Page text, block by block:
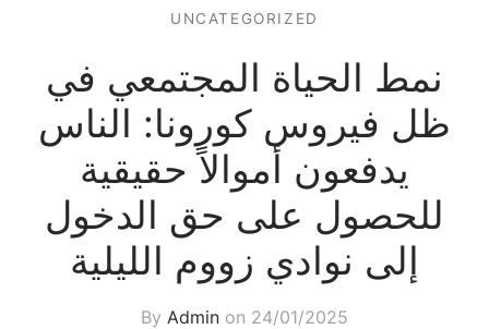
UNCATEGORIZED
نمط الحياة المجتمعي في
ظل فيروس كورونا: الناس
يدفعون أموالاً حقيقية
للحصول على حق الدخول
إلى نوادي زووم الليلية
By Admin on 24/01/2025